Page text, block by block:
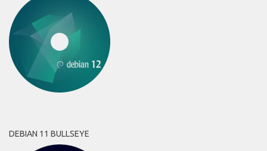
DEBIAN 11 BULLSEYE